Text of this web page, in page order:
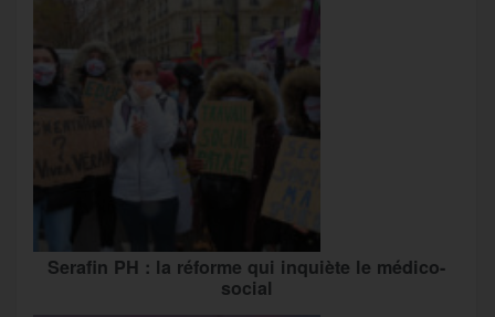
Serafin PH : la réforme qui inquiète le médico-
social